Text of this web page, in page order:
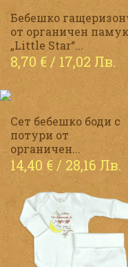
Бебешко
от органичен памук
„Little Star“...
8,70 € / 17,02 Лв.
Сет бебешко боди с
потури от
органичен...
14,40 € / 28,16 Лв.